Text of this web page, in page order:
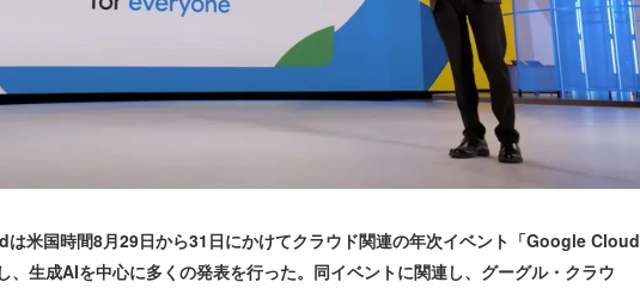
米国時間8月29日から31日にかけてクラウド関連の年次イベント「Google Cloud
、生成AIを中心に多くの発表を行った。同イベントに関連し、グーグル・クラウ